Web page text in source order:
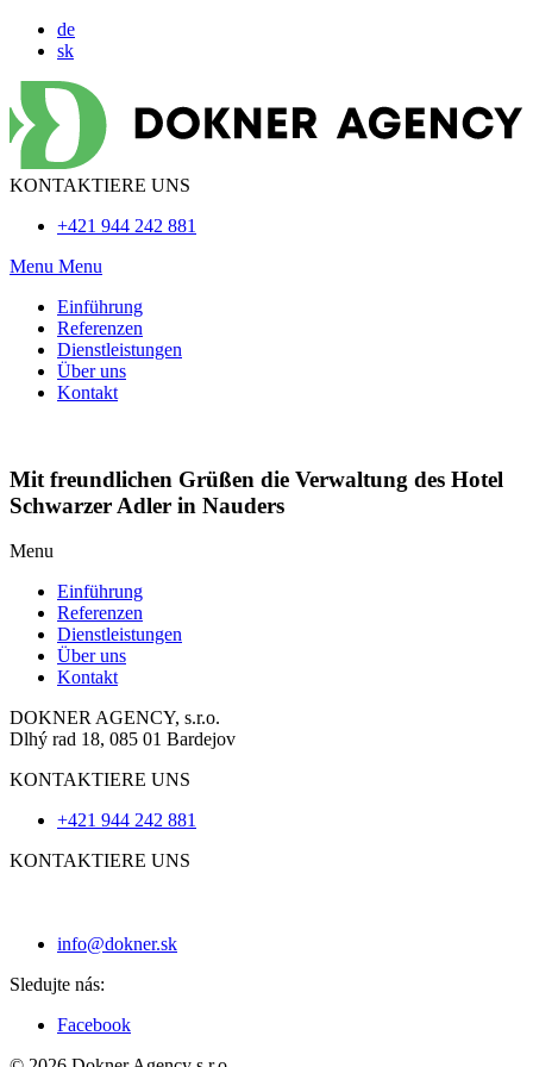
de
sk
KONTAKTIERE UNS
+421 944 242 881
Menu Menu
Einführung
Referenzen
Dienstleistungen
Über uns
Kontakt
Mit freundlichen Grüßen die Verwaltung des Hotel
Schwarzer Adler in Nauders
Menu
Einführung
Referenzen
Dienstleistungen
Über uns
Kontakt
DOKNER AGENCY, s.r.o.
Dlhý rad 18, 085 01 Bardejov
KONTAKTIERE UNS
+421 944 242 881
KONTAKTIERE UNS
info@dokner.sk
Sledujte nás:
Facebook